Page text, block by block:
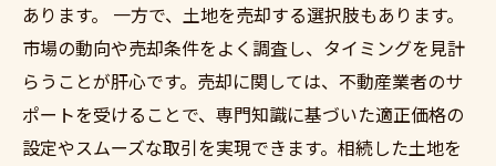
あります。 一方で、土地を売却する選択肢もあります。
市場の動向や売却条件をよく調査し、タイミングを見計
らうことが肝心です。売却に関しては、不動産業者のサ
ポートを受けることで、専門知識に基づいた適正価格の
設定やスムーズな取引を実現できます。相続した土地を